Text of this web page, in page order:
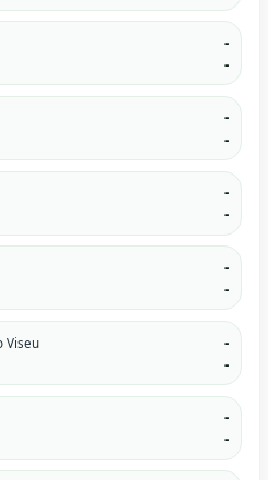
-
-
-
-
-
-
-
-
Viseu
-
-
-
-